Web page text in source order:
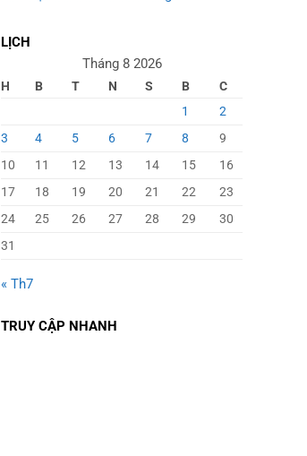
LỊCH
Tháng 8 2026
H B T N S B
C
1
2
3
4 5 6 7 8
9
10
11 12 13 14 15
16
17
18 19 20 21 22
23
24
25 26 27 28 29
30
31
« Th7
TRUY CẬP NHANH